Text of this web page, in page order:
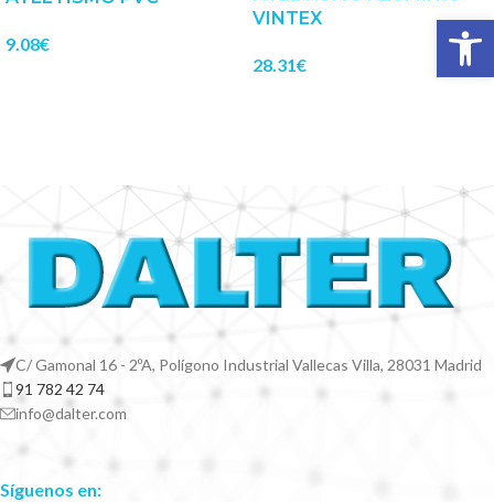
9.08€
VINTEX
28.31€
C/ Gamonal 16 - 2ºA, Polígono Industrial Vallecas Villa, 28031 Madrid
91 782 42 74
info@dalter.com
Síguenos en:
Abrir